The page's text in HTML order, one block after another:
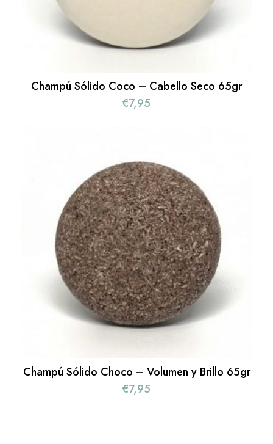
Champú Sólido Coco – Cabello Seco 65gr
€7,95
Champú Sólido Choco – Volumen y Brillo 65gr
€7,95